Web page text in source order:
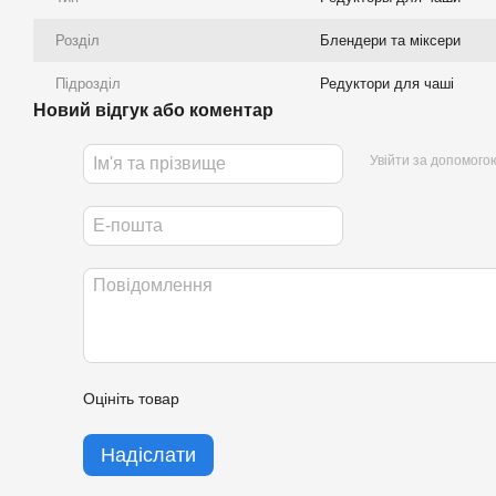
Розділ Блендери та міксери
Підрозділ Редуктори для чаші
Новий відгук або коментар
Увійти за
Оцініть товар
Надіслати